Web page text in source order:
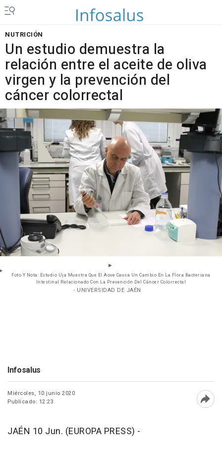
NUTRICIÓN
Un estudio demuestra la
relación entre el aceite de oliva
virgen y la prevención del
cáncer colorrectal
Foto Y Nota: Estudio Uja Muestra Que El Aove Causa Un Cambio En La Flora Bacteriana
Intestinal Relacionado Con La Prevención Del Cáncer Colorrectal
- UNIVERSIDAD DE JAÉN
Infosalus
Miércoles, 10 junio 2020
Publicado: 12:23
JAÉN 10 Jun. (EUROPA PRESS) -